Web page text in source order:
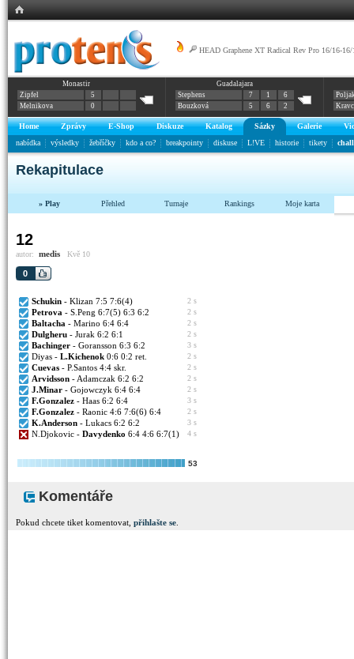
HEAD Graphene XT Radical Rev Pro 16/16-16/
Monastir
Zipfel
5
Melnikova
0
Guadalajara
Stephens
7 1
6
Bouzková
5 6 2
Home Zprávy E-Shop Diskuze Katalog Sázky Galerie
nabídka
výsledky žebříčky kdo a co? breakpointy diskuse L!VE historie tikety
Rekapitulace
» Play Přehled Turnaje Rankings Moje karta
12
autor: medis Kvě 10
0
Schukin - Klizan 7:5 7:6(4) 2 s
Petrova - S.Peng 6:7(5) 6:3 6:2 2 s
Baltacha - Marino 6:4 6:4 2 s
Dulgheru - Jurak 6:2 6:1 2 s
Bachinger - Goransson 6:3 6:2 3 s
Diyas - L.Kichenok 0:6 0:2 ret. 2 s
Cuevas - P.Santos 4:4 skr. 2 s
Arvidsson - Adamczak 6:2 6:2 2 s
J.Minar - Gojowczyk 6:4 6:4 2 s
F.Gonzalez - Haas 6:2 6:4 3 s
F.Gonzalez - Raonic 4:6 7:6(6) 6:4 2 s
K.Anderson - Lukacs 6:2 6:2 3 s
N.Djokovic - Davydenko 6:4 4:6 6:7(1) 4 s
53
Komentáře
Pokud chcete tiket komentovat, přihlašte se